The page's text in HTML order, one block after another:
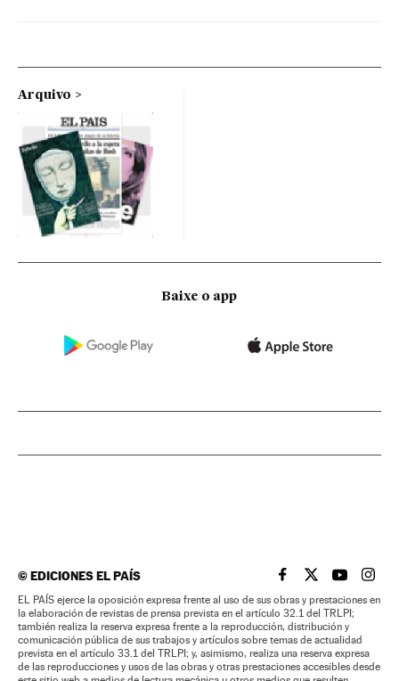
Arquivo
Baixe o app
©EDICIONES EL PAÍS EL PAÍS BRASIL EN
EL PAÍSEL PAÍS
EL
EL PAÍS ejerce la oposición expresa frente al uso de sus obras y prestaciones en
la elaboración de revistas de prensa prevista en el artículo 32.1 del TRLPI;
también realiza la reserva expresa frente a la reproducción, distribución y
comunicación pública de sus trabajos y artículos sobre temas de actualidad
prevista en el artículo 33.1 del TRLPI; y, asimismo, realiza una reserva expresa
de las reproducciones y usos de las obras y otras prestaciones accesibles desde